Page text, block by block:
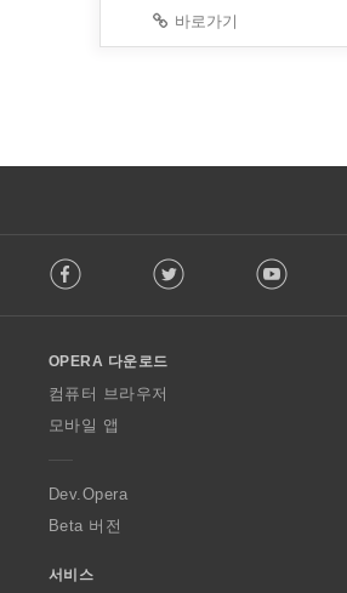
바로가기
o
w
O
p
a
Facebook Twitter Youtube
OPERA 다운로드
컴퓨터 브라우저
모바일 앱
Dev.Opera
Beta 버전
서비스